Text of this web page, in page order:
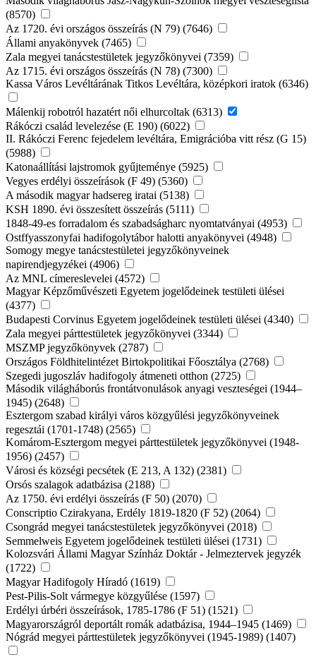
(8570)
Az 1720. évi országos összeírás (N 79) (7646)
Állami anyakönyvek (7465)
Zala megyei tanácstestületek jegyzőkönyvei (7359)
Az 1715. évi országos összeírás (N 78) (7300)
Kassa Város Levéltárának Titkos Levéltára, középkori iratok (6346)
Málenkij robotról hazatért női elhurcoltak (6313)
Rákóczi család levelezése (E 190) (6022)
II. Rákóczi Ferenc fejedelem levéltára, Emigrációba vitt rész (G 15)
(5988)
Katonaállítási lajstromok gyűjteménye (5925)
Vegyes erdélyi összeírások (F 49) (5360)
A második magyar hadsereg iratai (5138)
KSH 1890. évi összesített összeírás (5111)
1848-49-es forradalom és szabadságharc nyomtatványai (4953)
Ostffyasszonyfai hadifogolytábor halotti anyakönyvei (4948)
Somogy megye tanácstestületei jegyzőkönyveinek
napirendjegyzékei (4906)
Az MNL címereslevelei (4572)
Magyar Képzőművészeti Egyetem jogelődeinek testületi ülései
(4377)
Budapesti Corvinus Egyetem jogelődeinek testületi ülései (4340)
Zala megyei párttestületek jegyzőkönyvei (3344)
MSZMP jegyzőkönyvek (2787)
Országos Földhitelintézet Birtokpolitikai Főosztálya (2768)
Szegedi jugoszláv hadifogoly átmeneti otthon (2725)
Második világháborús frontátvonulások anyagi veszteségei (1944–
1945) (2648)
Esztergom szabad királyi város közgyűlési jegyzőkönyveinek
regesztái (1701-1748) (2565)
Komárom-Esztergom megyei párttestületek jegyzőkönyvei (1948-
1956) (2457)
Városi és községi pecsétek (E 213, A 132) (2381)
Orsós szalagok adatbázisa (2188)
Az 1750. évi erdélyi összeírás (F 50) (2070)
Conscriptio Czirakyana, Erdély 1819-1820 (F 52) (2064)
Csongrád megyei tanácstestületek jegyzőkönyvei (2018)
Semmelweis Egyetem jogelődeinek testületi ülései (1731)
Kolozsvári Állami Magyar Színház Doktár - Jelmeztervek jegyzék
(1722)
Magyar Hadifogoly Híradó (1619)
Pest-Pilis-Solt vármegye közgyűlése (1597)
Erdélyi úrbéri összeírások, 1785-1786 (F 51) (1521)
Magyarországról deportált romák adatbázisa, 1944–1945 (1469)
Nógrád megyei párttestületek jegyzőkönyvei (1945-1989) (1407)